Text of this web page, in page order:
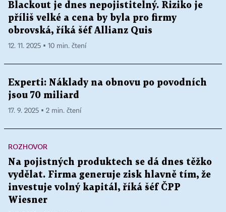
Blackout je dnes nepojistitelný. Riziko je
příliš velké a cena by byla pro firmy
obrovská, říká šéf Allianz Quis
12. 11. 2025 ▪ 10 min. čtení
Experti: Náklady na obnovu po povodních
jsou 70 miliard
17. 9. 2025 ▪ 2 min. čtení
ROZHOVOR
Na pojistných produktech se dá dnes těžko
vydělat. Firma generuje zisk hlavně tím, že
investuje volný kapitál, říká šéf ČPP
Wiesner